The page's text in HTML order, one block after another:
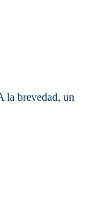
la brevedad, un